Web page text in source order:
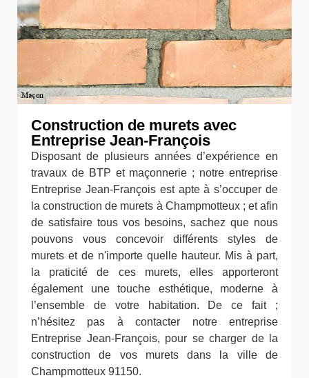
Construction de murets avec
Entreprise Jean-François
Disposant de plusieurs années d’expérience en
travaux de BTP et maçonnerie ; notre entreprise
Entreprise Jean-François est apte à s’occuper de
la construction de murets à Champmotteux ; et afin
de satisfaire tous vos besoins, sachez que nous
pouvons vous concevoir différents styles de
murets et de n'importe quelle hauteur. Mis à part,
la praticité de ces murets, elles apporteront
également une touche esthétique, moderne à
l’ensemble de votre habitation. De ce fait ;
n’hésitez pas à contacter notre entreprise
Entreprise Jean-François, pour se charger de la
construction de vos murets dans la ville de
Champmotteux 91150.